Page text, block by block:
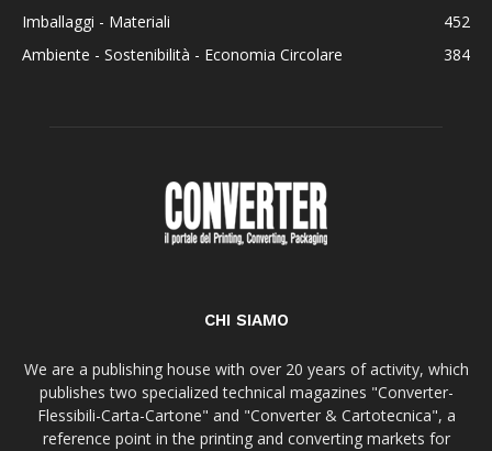
Imballaggi - Materiali
452
Ambiente - Sostenibilità - Economia Circolare
384
CHI SIAMO
We are a publishing house with over 20 years of activity, which
publishes two specialized technical magazines "Converter-
Flessibili-Carta-Cartone" and "Converter & Cartotecnica", a
reference point in the printing and converting markets for